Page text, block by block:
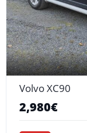
Volvo XC90
2,980€